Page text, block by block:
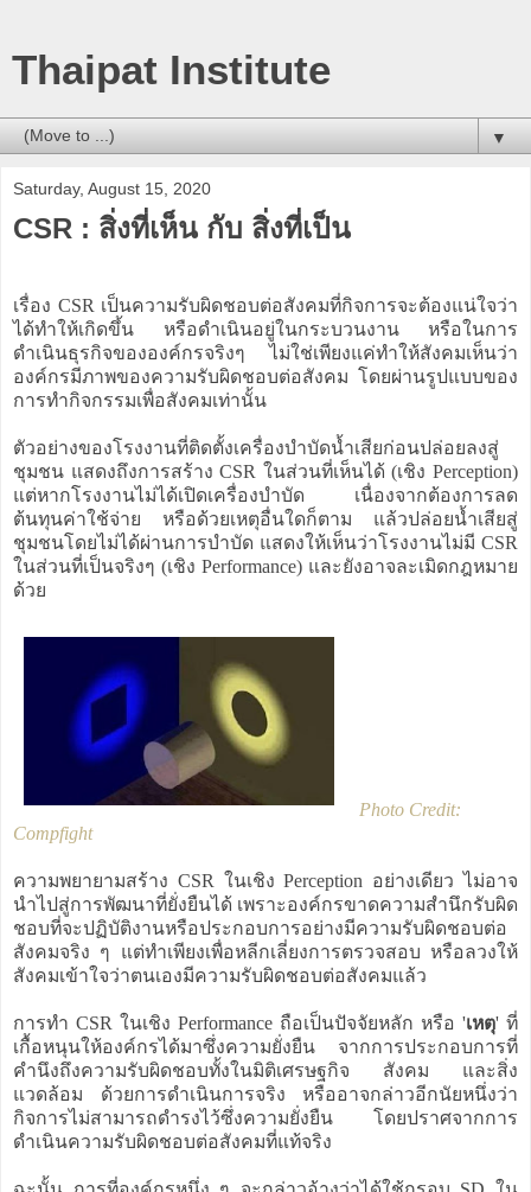
Thaipat Institute
▼
Saturday, August 15, 2020
CSR : สิ่งที่เห็น กับ สิ่งที่เป็น
เรื่อง CSR เป็นความรับผิดชอบต่อสังคมที่กิจการจะต้องแน่ใจว่า
ได้ทำให้เกิดขึ้น หรือดำเนินอยู่ในกระบวนงาน หรือในการ
ดำเนินธุรกิจขององค์กรจริงๆ ไม่ใช่เพียงแค่ทำให้สังคมเห็นว่า
องค์กรมีภาพของความรับผิดชอบต่อสังคม โดยผ่านรูปแบบของ
การทำกิจกรรมเพื่อสังคมเท่านั้น
ตัวอย่างของโรงงานที่ติดตั้งเครื่องบำบัดน้ำเสียก่อนปล่อยลงสู่
ชุมชน แสดงถึงการสร้าง CSR ในส่วนที่เห็นได้ (เชิง Perception)
แต่หากโรงงานไม่ได้เปิดเครื่องบำบัด เนื่องจากต้องการลด
ต้นทุนค่าใช้จ่าย หรือด้วยเหตุอื่นใดก็ตาม แล้วปล่อยน้ำเสียสู่
ชุมชนโดยไม่ได้ผ่านการบำบัด แสดงให้เห็นว่าโรงงานไม่มี CSR
ในส่วนที่เป็นจริงๆ (เชิง Performance) และยังอาจละเมิดกฎหมาย
ด้วย
Photo Credit:
Compfight
ความพยายามสร้าง CSR ในเชิง Perception อย่างเดียว ไม่อาจ
นำไปสู่การพัฒนาที่ยั่งยืนได้ เพราะองค์กรขาดความสำนึกรับผิด
ชอบที่จะปฏิบัติงานหรือประกอบการอย่างมีความรับผิดชอบต่อ
สังคมจริง ๆ แต่ทำเพียงเพื่อหลีกเลี่ยงการตรวจสอบ หรือลวงให้
สังคมเข้าใจว่าตนเองมีความรับผิดชอบต่อสังคมแล้ว
การทำ CSR ในเชิง Performance ถือเป็นปัจจัยหลัก หรือ 'เหตุ' ที่
เกื้อหนุนให้องค์กรได้มาซึ่งความยั่งยืน จากการประกอบการที่
คำนึงถึงความรับผิดชอบทั้งในมิติเศรษฐกิจ สังคม และสิ่ง
แวดล้อม ด้วยการดำเนินการจริง หรืออาจกล่าวอีกนัยหนึ่งว่า
กิจการไม่สามารถดำรงไว้ซึ่งความยั่งยืน โดยปราศจากการ
ดำเนินความรับผิดชอบต่อสังคมที่แท้จริง